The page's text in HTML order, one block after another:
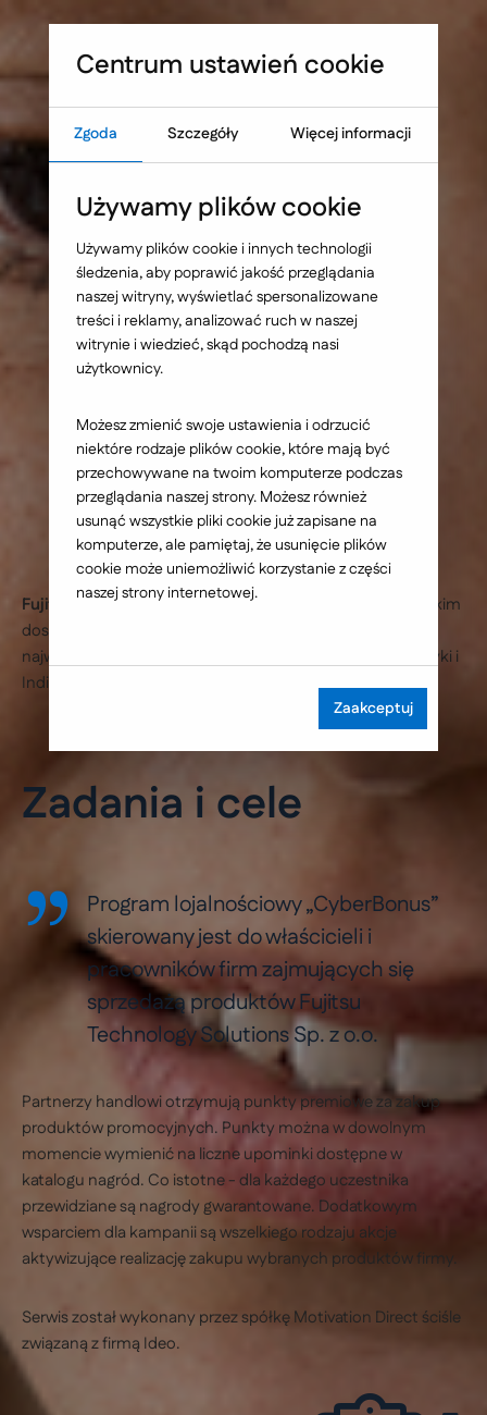
Umów warsztat UX
Sprawdź, co blokuje skuteczność Twojej strony WWW
Fujitsu Technology
Solutions - program
"Cyberbonus"
Fujitsu Technology Solutionsjest największym europejskim
dostawcą infrastruktur informatycznych. Obecny jest na
najważniejszych rynkach Europy, Bliskiego Wschodu, Afryki i
Indii. W Polsce spółka działa od 2009 roku.
Zadania i cele
Program lojalnościowy „CyberBonus”
skierowany jest do właścicieli i
pracowników firm zajmujących się
sprzedażą produktów Fujitsu
Technology Solutions Sp. z o.o.
Partnerzy handlowi otrzymują punkty premiowe za zakup
produktów promocyjnych. Punkty można w dowolnym
momencie wymienić na liczne upominki dostępne w
katalogu nagród. Co istotne - dla każdego uczestnika
przewidziane są nagrody gwarantowane. Dodatkowym
wsparciem dla kampanii są wszelkiego rodzaju akcje
aktywizujące realizację zakupu wybranych produktów firmy.
Serwis został wykonany przez spółkę Motivation Direct ściśle
związaną z firmą Ideo.
Centrum ustawień cookie
Zgoda Szczegóły Więcej informacji
Używamy plików cookie
Używamy plików cookie i innych technologii
śledzenia, aby poprawić jakość przeglądania
naszej witryny, wyświetlać spersonalizowane
treści i reklamy, analizować ruch w naszej
witrynie i wiedzieć, skąd pochodzą nasi
użytkownicy.
Możesz zmienić swoje ustawienia i odrzucić
niektóre rodzaje plików cookie, które mają być
przechowywane na twoim komputerze podczas
przeglądania naszej strony. Możesz również
usunąć wszystkie pliki cookie już zapisane na
komputerze, ale pamiętaj, że usunięcie plików
cookie może uniemożliwić korzystanie z części
naszej strony internetowej.
Zaakceptuj